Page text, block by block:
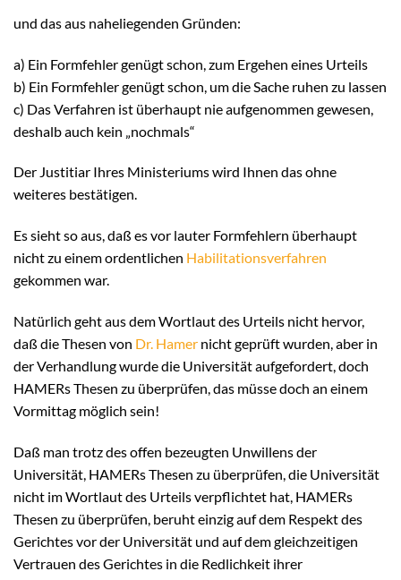
und das aus naheliegenden Gründen:
a) Ein Formfehler genügt schon, zum Ergehen eines Urteils
b) Ein Formfehler genügt schon, um die Sache ruhen zu lassen
c) Das Verfahren ist überhaupt nie aufgenommen gewesen,
deshalb auch kein „nochmals“
Der Justitiar Ihres Ministeriums wird Ihnen das ohne
weiteres bestätigen.
Es sieht so aus, daß es vor lauter Formfehlern überhaupt
nicht zu einem ordentlichen Habilitationsverfahren
gekommen war.
Natürlich geht aus dem Wortlaut des Urteils nicht hervor,
daß die Thesen von Dr. Hamer nicht geprüft wurden, aber in
der Verhandlung wurde die Universität aufgefordert, doch
HAMERs Thesen zu überprüfen, das müsse doch an einem
Vormittag möglich sein!
Daß man trotz des offen bezeugten Unwillens der
Universität, HAMERs Thesen zu überprüfen, die Universität
nicht im Wortlaut des Urteils verpflichtet hat, HAMERs
Thesen zu überprüfen, beruht einzig auf dem Respekt des
Gerichtes vor der Universität und auf dem gleichzeitigen
Vertrauen des Gerichtes in die Redlichkeit ihrer